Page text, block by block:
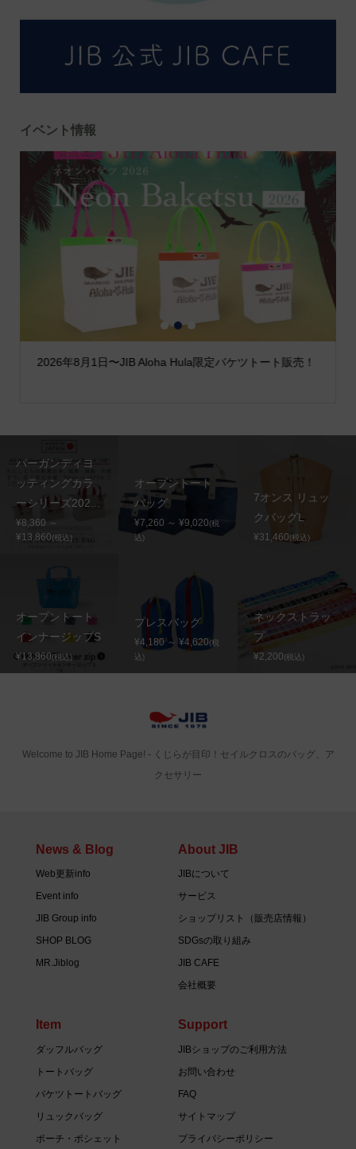
イベント情報
2026年8月1日〜JIB Aloha Hula限定バケツトート販売！
1 2 3
バーガンディヨ
ッティングカラ
ーシリーズ202...
¥8,360 ～
¥13,860(税込)
オープントート
バッグ
¥7,260 ～ ¥9,020(税
込)
7オンス リュッ
クバッグL
¥31,460(税込)
オープントート
インナージップS
¥13,860(税込)
プレスバッグ
¥4,180 ～ ¥4,620(税
込)
ネックストラッ
プ
¥2,200(税込)
Welcome to JIB Home Page! ‐ くじらが目印！セイルクロスのバッグ、ア
クセサリー
News & Blog
Web更新info
Event info
JIB Group info
SHOP BLOG
MR.Jiblog
About JIB
JIBについて
サービス
ショップリスト（販売店情報）
SDGsの取り組み
JIB CAFE
会社概要
Item
ダッフルバッグ
トートバッグ
バケツトートバッグ
リュックバッグ
ポーチ・ポシェット
Support
JIBショップのご利用方法
お問い合わせ
FAQ
サイトマップ
プライバシーポリシー